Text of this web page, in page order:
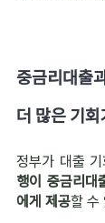
중금리대출
더 많은 기
정부가 대출
행이 중금리대
에게 제공할 수